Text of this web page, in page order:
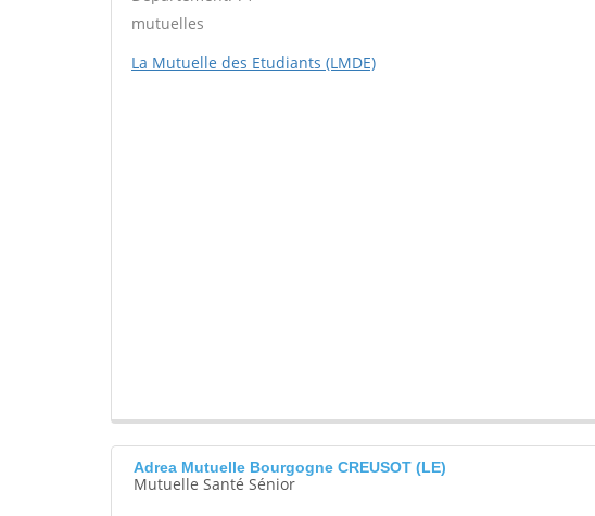
mutuelles
La Mutuelle des Etudiants (LMDE)
Adrea Mutuelle Bourgogne CREUSOT (LE)
Mutuelle Santé Sénior